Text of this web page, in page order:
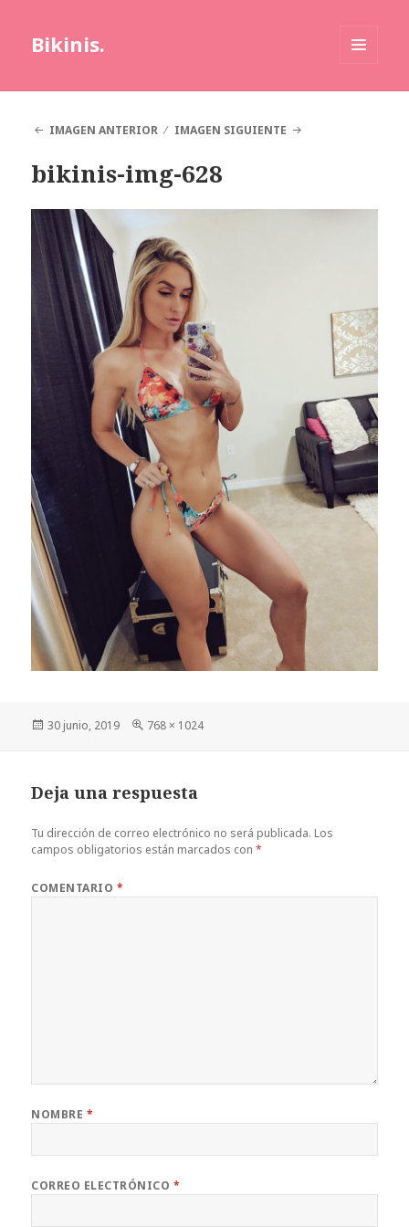
Bikinis.
IMAGEN ANTERIOR
IMAGEN SIGUIENTE
bikinis-img-628
Publicado
30 junio, 2019
Tamaño
768 × 1024
Deja una respuesta
Tu dirección de correo electrónico no será publicada. Los
campos obligatorios están marcados con*
COMENTARIO *
NOMBRE *
CORREO ELECTRÓNICO *